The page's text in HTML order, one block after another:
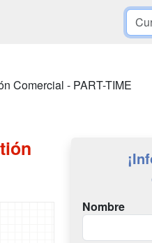
Comercial - PART-TIME
Nombre